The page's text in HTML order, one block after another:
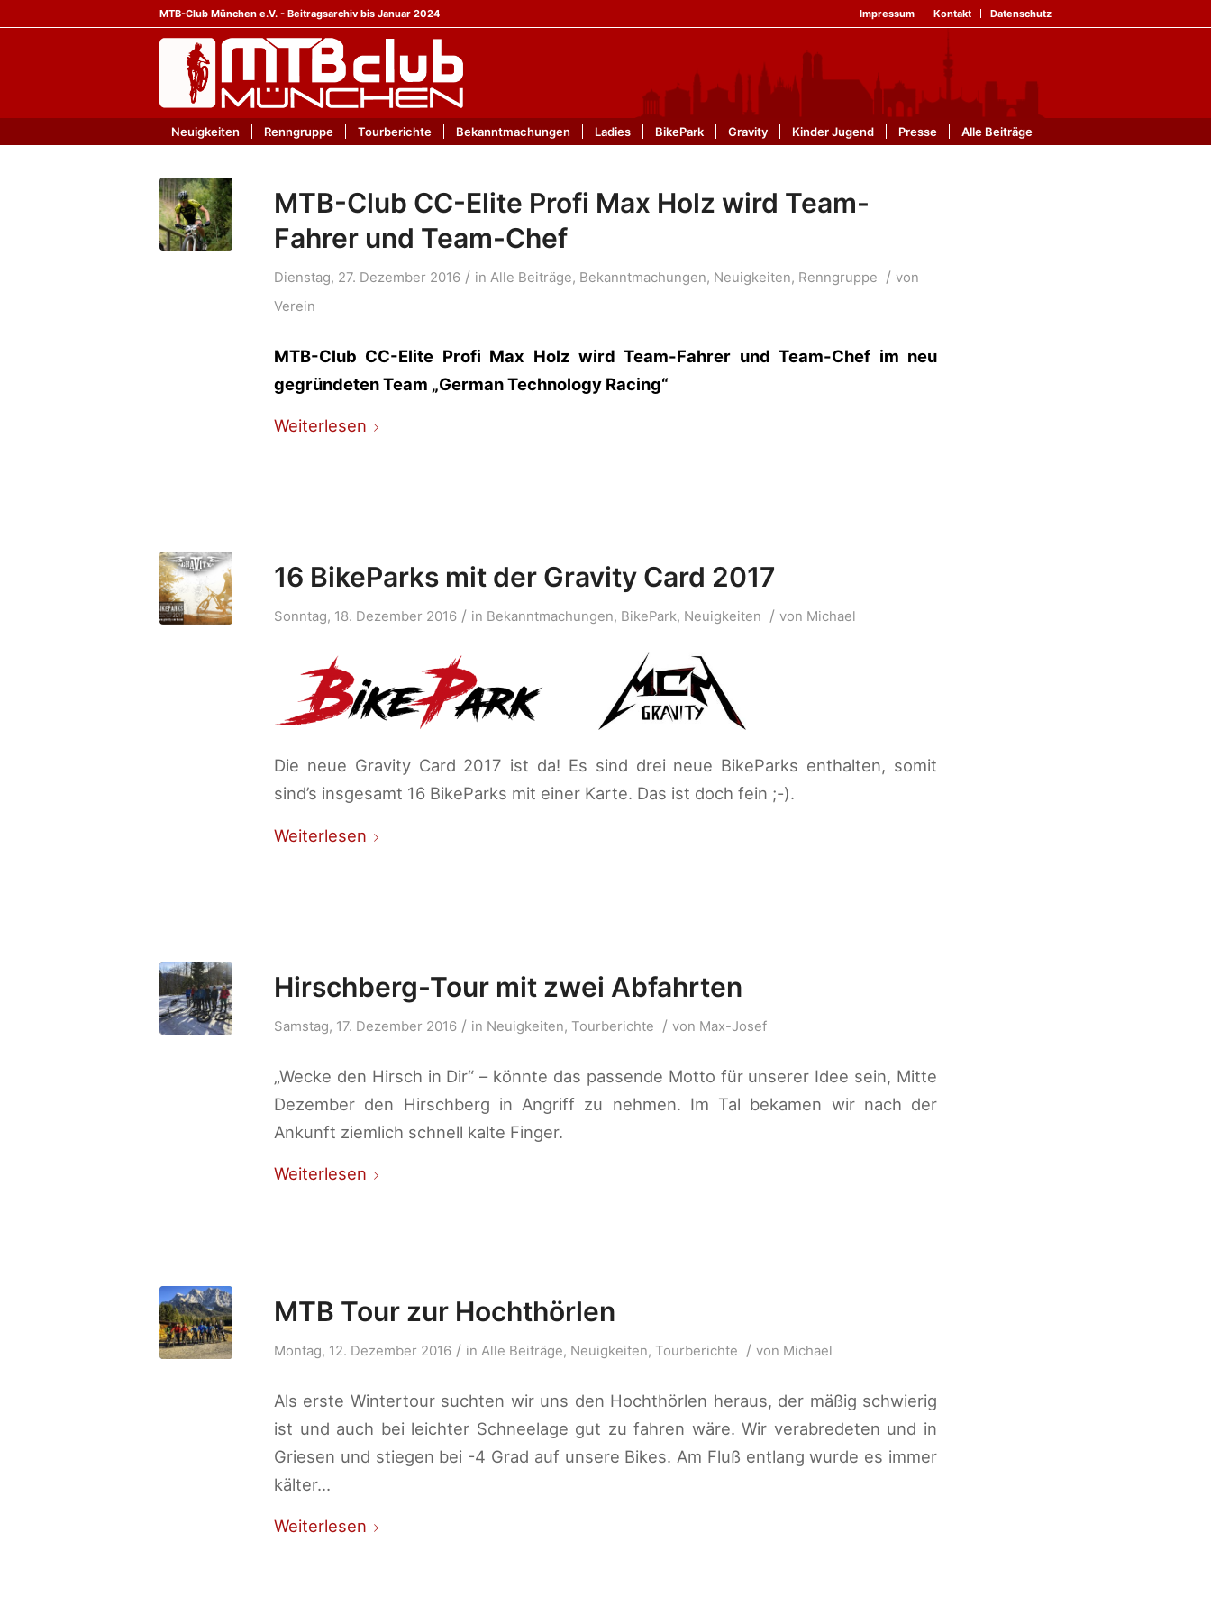
Impressum Kontakt Datenschutz
MTB-Club München e.V. - Beitragsarchiv bis Januar 2024
Neuigkeiten Renngruppe Tourberichte Bekanntmachungen Ladies BikePark Gravity Kinder Jugend Presse Alle Beiträge
MTB-Club CC-Elite Profi Max Holz wird Team-
Fahrer und Team-Chef
Dienstag, 27. Dezember 2016 / in Alle Beiträge, Bekanntmachungen, Neuigkeiten, Renngruppe / von
Verein
MTB-Club CC-Elite Profi Max Holz wird Team-Fahrer und Team-Chef im neu
gegründeten Team „German Technology Racing“
Weiterlesen
16 BikeParks mit der Gravity Card 2017
Sonntag, 18. Dezember 2016 / in Bekanntmachungen, BikePark, Neuigkeiten / von Michael
Die neue Gravity Card 2017 ist da! Es sind drei neue BikeParks enthalten, somit
sind’s insgesamt 16 BikeParks mit einer Karte. Das ist doch fein ;-).
Weiterlesen
Hirschberg-Tour mit zwei Abfahrten
Samstag, 17. Dezember 2016 / in Neuigkeiten, Tourberichte / von Max-Josef
„Wecke den Hirsch in Dir“ – könnte das passende Motto für unserer Idee sein, Mitte
Dezember den Hirschberg in Angriff zu nehmen. Im Tal bekamen wir nach der
Ankunft ziemlich schnell kalte Finger.
Weiterlesen
MTB Tour zur Hochthörlen
Montag, 12. Dezember 2016 / in Alle Beiträge, Neuigkeiten, Tourberichte / von Michael
Als erste Wintertour suchten wir uns den Hochthörlen heraus, der mäßig schwierig
ist und auch bei leichter Schneelage gut zu fahren wäre. Wir verabredeten und in
Griesen und stiegen bei -4 Grad auf unsere Bikes. Am Fluß entlang wurde es immer
kälter…
Weiterlesen